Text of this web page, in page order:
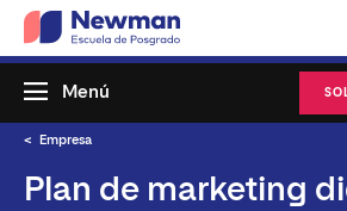
Menú
Empresa
Plan de marketing